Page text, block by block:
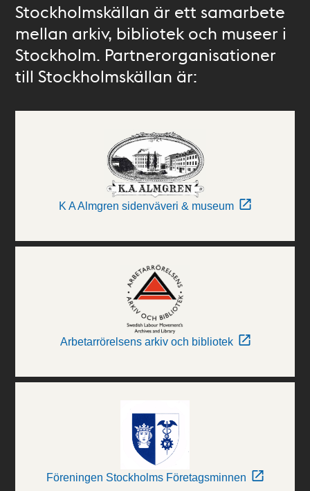
Stockholmskällan är ett samarbete
mellan arkiv, bibliotek och museer i
Stockholm. Partnerorganisationer
till Stockholmskällan är:
K A Almgren sidenväveri & museum
Arbetarrörelsens arkiv och bibliotek
Föreningen Stockholms Företagsminnen